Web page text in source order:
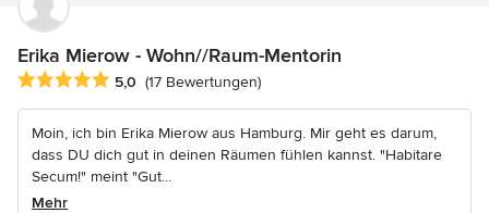
Erika Mierow - Wohn//Raum-Mentorin
Durchschnittliche Bewertung: 5 von 5 Sternen
5,0 (17 Bewertungen)
Moin, ich bin Erika Mierow aus Hamburg. Mir geht es darum,
dass DU dich gut in deinen Räumen fühlen kannst. "Habitare
Secum!" meint "Gut...
Mehr